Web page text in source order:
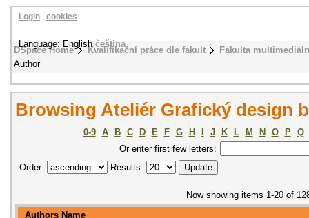
DSpace Home Kvalifikační práce dle fakult
Fakulta
Author
Login cookies
Language: Englishčeština
Browsing Ateliér Grafický design
0-9 A B C D E F G H J K L M N O P
Q
Or enter first few letters:
Order:
Results:
Now showing items 1-20 of
Authors Name